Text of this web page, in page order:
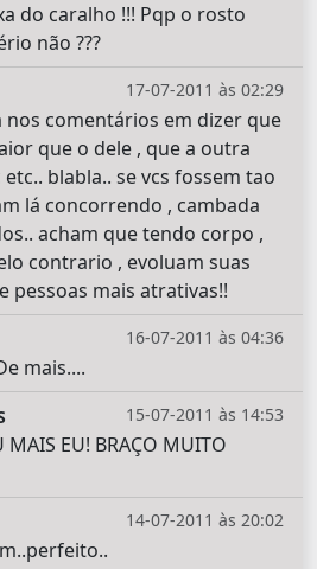
do caralho !!! Pqp o rosto
não ???
17-07-2011 às 02:29
nos comentários em dizer que
que o dele , que a outra
blabla.. se vcs fossem tao
lá concorrendo , cambada
acham que tendo corpo ,
contrario , evoluam suas
pessoas mais atrativas!!
16-07-2011 às 04:36
mais....
15-07-2011 às 14:53
MAIS EU! BRAÇO MUITO
14-07-2011 às 20:02